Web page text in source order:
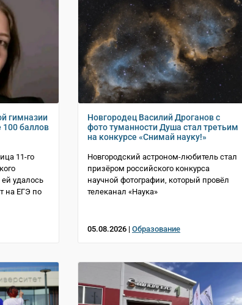
гимназии
баллов
11-го
ей удалось
на ЕГЭ по
Новгородец Василий Дроганов с
фото туманности Душа стал третьим
на конкурсе «Снимай науку!»
Новгородский астроном-любитель стал
призёром российского конкурса
научной фотографии, который провёл
телеканал «Наука»
05.08.2026 | Образование